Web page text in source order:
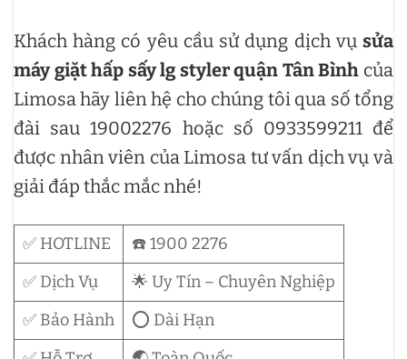
Khách hàng có yêu cầu sử dụng dịch vụ sửa
máy giặt hấp sấy lg styler quận Tân Bình của
Limosa hãy liên hệ cho chúng tôi qua số tổng
đài sau 19002276 hoặc số 0933599211 để
được nhân viên của Limosa tư vấn dịch vụ và
giải đáp thắc mắc nhé!
✅ HOTLINE
☎️ 1900 2276
✅ Dịch Vụ
🌟 Uy Tín – Chuyên Nghiệp
✅ Bảo Hành
⭕ Dài Hạn